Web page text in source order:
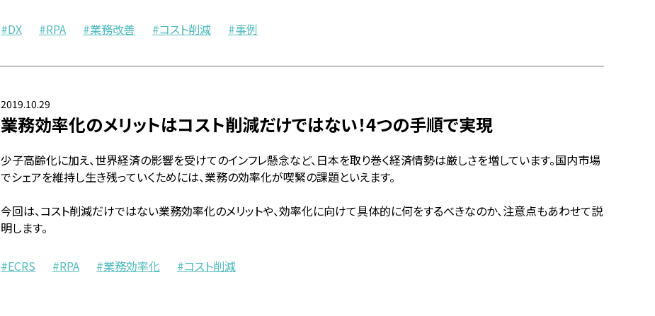
DX RPA 業務改善 コスト削減 事例
2019.10.29
業務効率化のメリットはコスト削減だけではない！4つの手順で実現
少子高齢化に加え、世界経済の影響を受けてのインフレ懸念など、日本を取り巻く経済情勢は厳しさを増しています。国内市場
でシェアを維持し生き残っていくためには、業務の効率化が喫緊の課題といえます。
今回は、コスト削減だけではない業務効率化のメリットや、効率化に向けて具体的に何をするべきなのか、注意点もあわせて説
明します。
ECRS RPA 業務効率化 コスト削減